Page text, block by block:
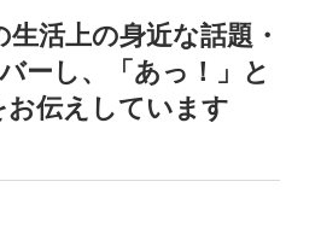
索
活上の身近な話題・
ーし、「あっ！」と
伝えしています